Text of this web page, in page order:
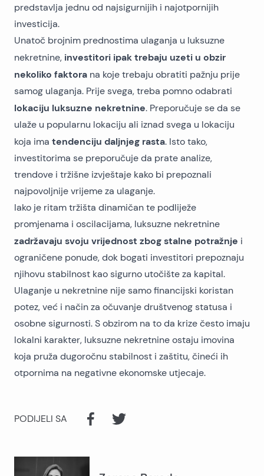
predstavlja jednu od najsigurnijih i najotpornijih
investicija.
Unatoč brojnim prednostima ulaganja u luksuzne
nekretnine, investitori ipak trebaju uzeti u obzir
nekoliko faktora na koje trebaju obratiti pažnju prije
samog ulaganja. Prije svega, treba pomno odabrati
lokaciju luksuzne nekretnine. Preporučuje se da se
ulaže u popularnu lokaciju ali iznad svega u lokaciju
koja ima tendenciju daljnjeg rasta. Isto tako,
investitorima se preporučuje da prate analize,
trendove i tržišne izvještaje kako bi prepoznali
najpovoljnije vrijeme za ulaganje.
Iako je ritam tržišta dinamičan te podliježe
promjenama i oscilacijama, luksuzne nekretnine
zadržavaju svoju vrijednost zbog stalne potražnje i
ograničene ponude, dok bogati investitori prepoznaju
njihovu stabilnost kao sigurno utočište za kapital.
Ulaganje u nekretnine nije samo financijski koristan
potez, već i način za očuvanje društvenog statusa i
osobne sigurnosti. S obzirom na to da krize često imaju
lokalni karakter, luksuzne nekretnine ostaju imovina
koja pruža dugoročnu stabilnost i zaštitu, čineći ih
otpornima na negativne ekonomske utjecaje.
PODIJELI SA